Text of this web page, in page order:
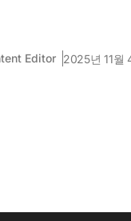
Editor 2025년 11월